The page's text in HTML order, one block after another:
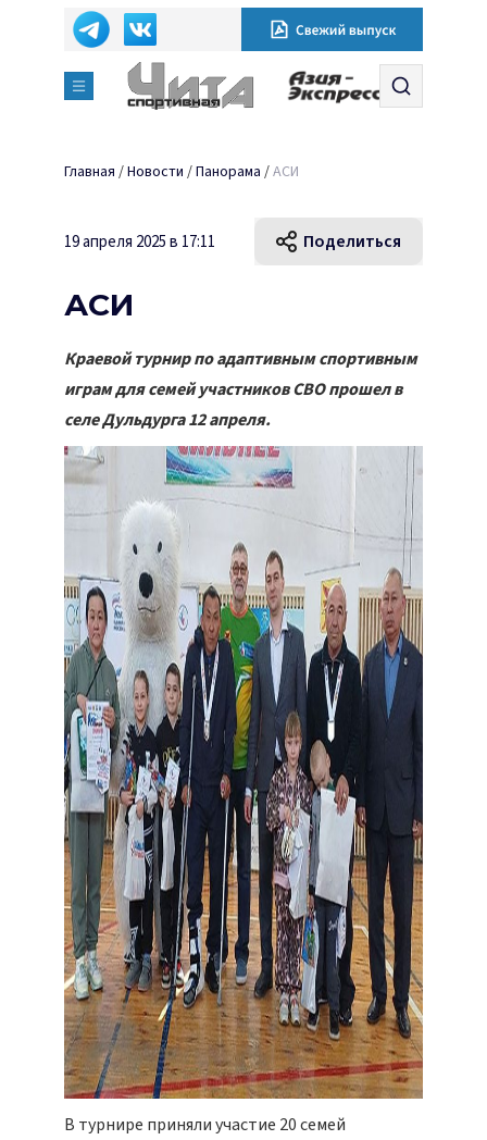
Главная /Новости /Панорама /АСИ
19 апреля 2025 в 17:11 Поделиться
АСИ
Краевой турнир по адаптивным спортивным
играм для семей участников СВО прошел в
селе Дульдурга 12 апреля.
В турнире приняли участие 20 семей